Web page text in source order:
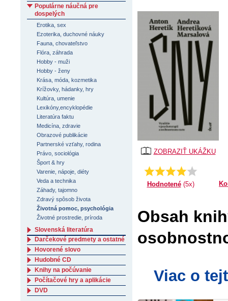
ZOBRAZIŤ UKÁŽKU
Priemer:
4.2
Hodnotené(5x)
Obsah
Viac o
Populárne náučná pre
dospelých
Erotika, sex
Ezoterika, duchovné náuky
Fauna, chovateľstvo
Flóra, záhrada
Hobby - muži
Hobby - ženy
Krása, móda, kozmetika
Krížovky, hádanky, hry
Kultúra, umenie
Lexikóny,encyklopédie
Literatúra faktu
Medicína, zdravie
Obrazové publikácie
Partnerské vzťahy, rodina
Právo, sociológia
Šport & hry
Varenie, nápoje, diéty
Veda a technika
Záhady, tajomno
Zdravý spôsob života
Životná pomoc, psychológia
Životné prostredie, príroda
Slovenská literatúra
Darčekové predmety a ostatné
Hovorené slovo
Hudobné CD
Knihy na počúvanie
Počítačové hry a aplikácie
DVD